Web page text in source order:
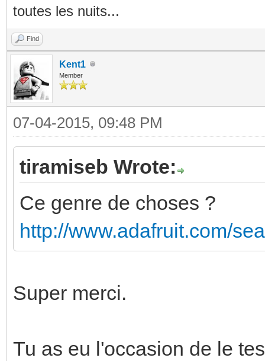
toutes les nuits...
Find
Kent1
Member
07-04-2015, 09:48 PM
tiramiseb Wrote:
Ce genre de choses ?
http://www.adafruit.com/
Super merci.
Tu as eu l'occasion de le